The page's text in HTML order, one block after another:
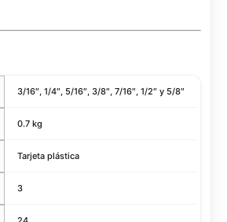
3/16″, 1/4″, 5/16″, 3/8″, 7/16″, 1/2″ y 5/8″
0.7 kg
Tarjeta plástica
3